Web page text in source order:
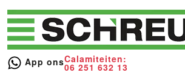
App onsCalamiteiten:
06 251 632 13